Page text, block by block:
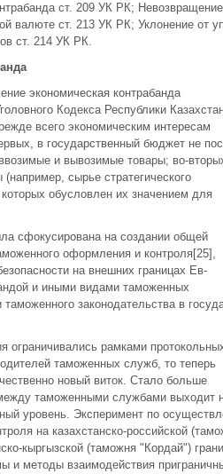
ст. 209 УК РК;
валюте ст. 213 УК РК; Уклонение от
ст. 214 УК РК.
экономическая контрабанда
Кодекса Республики
всего экономическим интересам
в государственный бюджет не
и вывозимые товары; во-
сырье стратегического
обусловлен их значением для
сфокусирована на создании общей
оформления и контроля[25],
на внешних границах Ев-
и иными видами таможенных
законодательства в
ограничивались рамками
таможенных служб, то теперь
новый виток. Стало больше
таможенными службами выходит
уровень. Эксперимент по
на казахстанско-российской
кыргызской (таможня "Кордай")
и методы взаимодействия